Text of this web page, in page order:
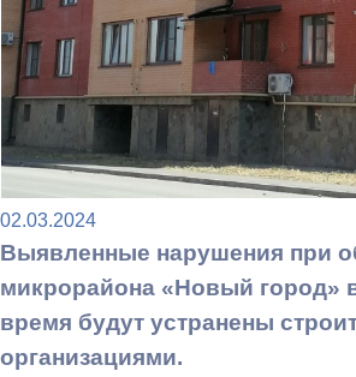
02.03.2024
Выявленные нарушения при
микрорайона «Новый город»
время будут устранены
организациями.